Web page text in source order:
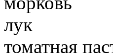
лук
томатная